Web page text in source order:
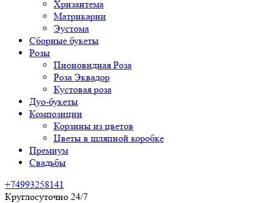
Хризантема
Матрикарии
Эустома
Сборные букеты
Розы
Пионовидная Роза
Роза Эквадор
Кустовая роза
Дуо-букеты
Композиции
Корзины из цветов
Цветы в шляпной коробке
Премиум
Свадьбы
+74993258141
Круглосуточно 24/7